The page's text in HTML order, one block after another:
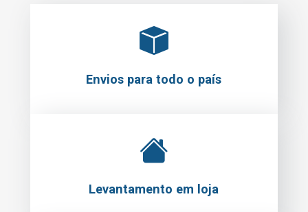
Envios para todo o país
Levantamento em loja